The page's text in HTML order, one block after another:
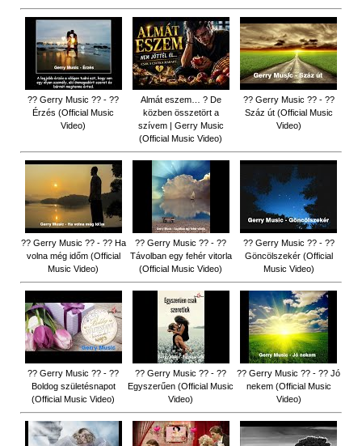
?? Gerry Music ?? - ??
Érzés (Official Music
Video)
Almát eszem… ? De
közben összetört a
szívem | Gerry Music
(Official Music Video)
?? Gerry Music ?? - ??
Száz út (Official Music
Video)
?? Gerry Music ?? - ?? Ha
volna még időm (Official
Music Video)
?? Gerry Music ?? - ??
Távolban egy fehér vitorla
(Official Music Video)
?? Gerry Music ?? - ??
Göncölszekér (Official
Music Video)
?? Gerry Music ?? - ??
Boldog születésnapot
(Official Music Video)
?? Gerry Music ?? - ??
Egyszerűen (Official Music
Video)
?? Gerry Music ?? - ?? Jó
nekem (Official Music
Video)